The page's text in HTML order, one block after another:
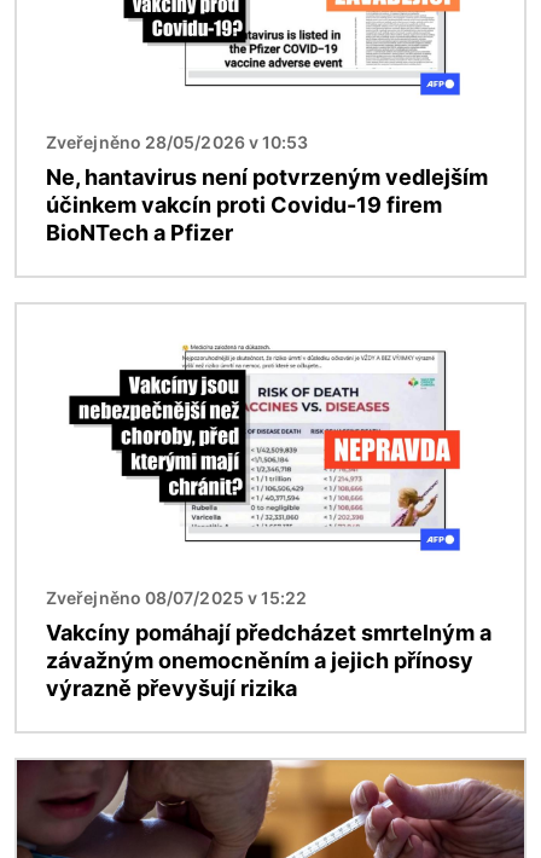
Zveřejněno 28/05/2026 v 10:53
Ne, hantavirus není potvrzeným vedlejším
účinkem vakcín proti Covidu-19 firem
BioNTech a Pfizer
Zveřejněno 08/07/2025 v 15:22
Vakcíny pomáhají předcházet smrtelným a
závažným onemocněním a jejich přínosy
výrazně převyšují rizika
Obrázek